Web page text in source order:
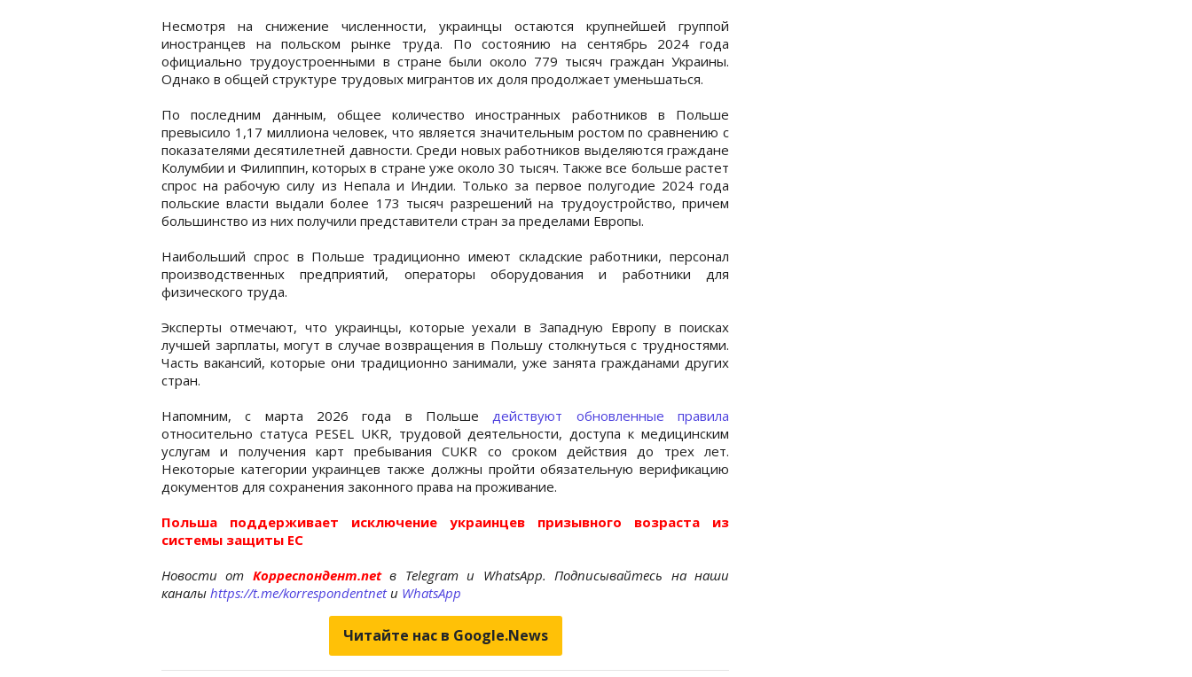
Несмотря на снижение численности, украинцы остаются крупнейшей группой
иностранцев на польском рынке труда. По состоянию на сентябрь 2024 года
официально трудоустроенными в стране были около 779 тысяч граждан Украины.
Однако в общей структуре трудовых мигрантов их доля продолжает уменьшаться.
По последним данным, общее количество иностранных работников в Польше
превысило 1,17 миллиона человек, что является значительным ростом по сравнению с
показателями десятилетней давности. Среди новых работников выделяются граждане
Колумбии и Филиппин, которых в стране уже около 30 тысяч. Также все больше растет
спрос на рабочую силу из Непала и Индии. Только за первое полугодие 2024 года
польские власти выдали более 173 тысяч разрешений на трудоустройство, причем
большинство из них получили представители стран за пределами Европы.
Наибольший спрос в Польше традиционно имеют складские работники, персонал
производственных предприятий, операторы оборудования и работники для
физического труда.
Эксперты отмечают, что украинцы, которые уехали в Западную Европу в поисках
лучшей зарплаты, могут в случае возвращения в Польшу столкнуться с трудностями.
Часть вакансий, которые они традиционно занимали, уже занята гражданами других
стран.
Напомним, с марта 2026 года в Польше действуют обновленные правила
относительно статуса PESEL UKR, трудовой деятельности, доступа к медицинским
услугам и получения карт пребывания CUKR со сроком действия до трех лет.
Некоторые категории украинцев также должны пройти обязательную верификацию
документов для сохранения законного права на проживание.
Польша поддерживает исключение украинцев призывного возраста из
системы защиты ЕС
Новости от Корреспондент.netв Telegram и WhatsApp. Подписывайтесь на наши
каналы https://t.me/korrespondentnetи WhatsApp
Читайте нас в Google.News